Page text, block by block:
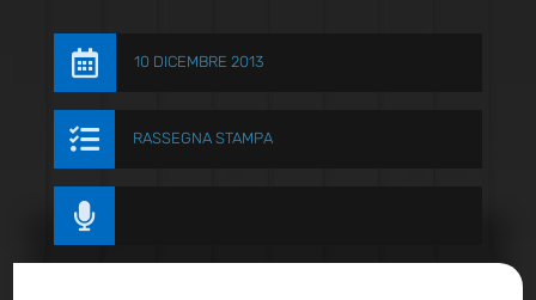
 10 DICEMBRE 2013
 RASSEGNA STAMPA
